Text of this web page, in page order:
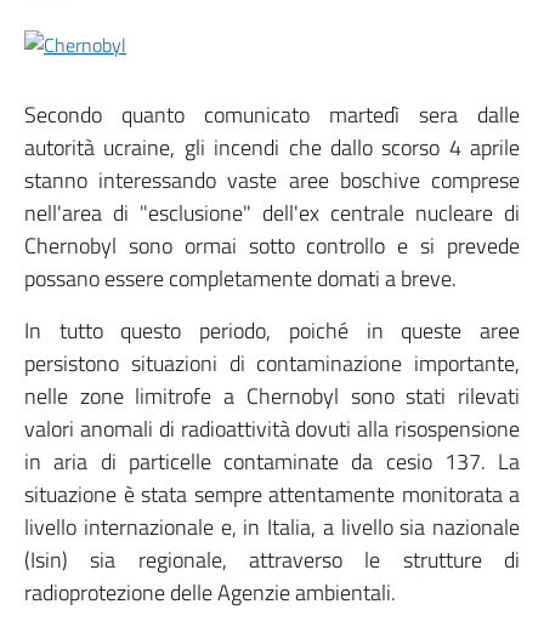
Secondo quanto comunicato martedì sera dalle
autorità ucraine, gli incendi che dallo scorso 4 aprile
stanno interessando vaste aree boschive comprese
nell'area di "esclusione" dell'ex centrale nucleare di
Chernobyl sono ormai sotto controllo e si prevede
possano essere completamente domati a breve.
In tutto questo periodo, poiché in queste aree
persistono situazioni di contaminazione importante,
nelle zone limitrofe a Chernobyl sono stati rilevati
valori anomali di radioattività dovuti alla risospensione
in aria di particelle contaminate da cesio 137. La
situazione è stata sempre attentamente monitorata a
livello internazionale e, in Italia, a livello sia nazionale
(Isin) sia regionale, attraverso le strutture di
radioprotezione delle Agenzie ambientali.